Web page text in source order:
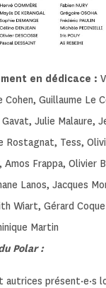
en dédicace :
Cohen, Guillaume Le
Julie Malaure,
Rostagnat, Tess,
Frappa, Olivier
Lanos, Jacques
Wiart, Gérard
Martin
Polar :
autrices présent·e·s